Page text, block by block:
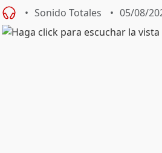
Sonido Totales 05/08/